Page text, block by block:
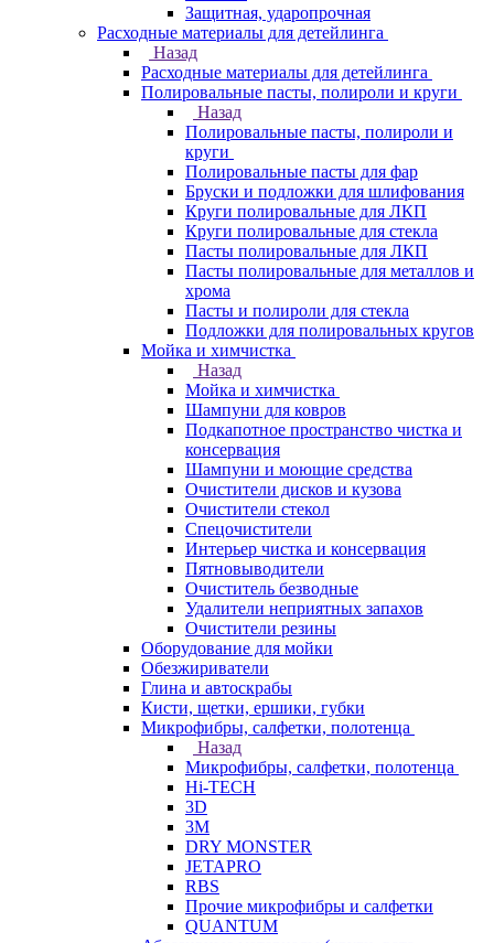
Защитная, ударопрочная
Расходные материалы для детейлинга
Назад
Расходные материалы для детейлинга
Полировальные пасты, полироли и круги
Назад
Полировальные пасты, полироли и
круги
Полировальные пасты для фар
Бруски и подложки для шлифования
Круги полировальные для ЛКП
Круги полировальные для стекла
Пасты полировальные для ЛКП
Пасты полировальные для металлов и
хрома
Пасты и полироли для стекла
Подложки для полировальных кругов
Мойка и химчистка
Назад
Мойка и химчистка
Шампуни для ковров
Подкапотное пространство чистка и
консервация
Шампуни и моющие средства
Очистители дисков и кузова
Очистители стекол
Спецочистители
Интерьер чистка и консервация
Пятновыводители
Очиститель безводные
Удалители неприятных запахов
Очистители резины
Оборудование для мойки
Обезжириватели
Глина и автоскрабы
Кисти, щетки, ершики, губки
Микрофибры, салфетки, полотенца
Назад
Микрофибры, салфетки, полотенца
Hi-TECH
3D
3М
DRY MONSTER
JETAPRO
RBS
Прочие микрофибры и салфетки
QUANTUM